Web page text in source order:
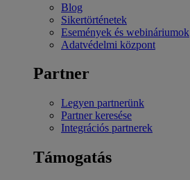
Blog
Sikertörténetek
Események és webináriumok
Adatvédelmi központ
Partner
Legyen partnerünk
Partner keresése
Integrációs partnerek
Támogatás